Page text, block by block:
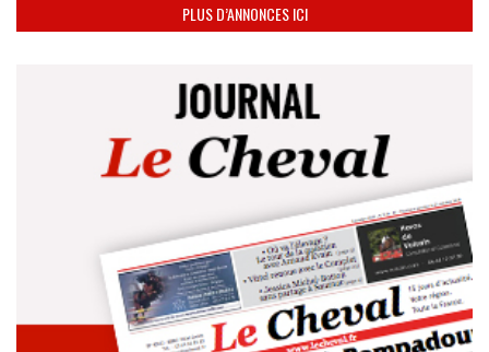
PLUS D’ANNONCES ICI